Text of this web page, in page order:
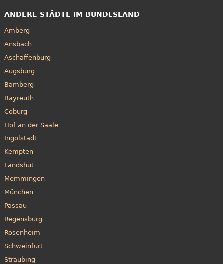
ANDERE STÄDTE IM BUNDESLAND
Amberg
Ansbach
Aschaffenburg
Augsburg
Bamberg
Bayreuth
Coburg
Hof an der Saale
Ingolstadt
Kempten
Landshut
Memmingen
München
Passau
Regensburg
Rosenheim
Schweinfurt
Straubing